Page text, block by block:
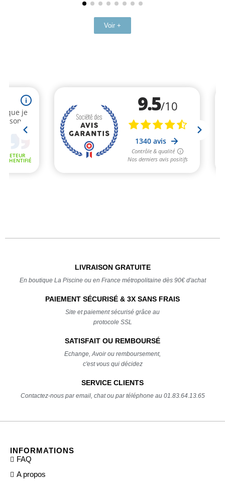
Voir +
LIVRAISON GRATUITE
En boutique La Piscine ou en France métropolitaine dès 90€ d'achat
PAIEMENT SÉCURISÉ & 3X SANS FRAIS
Site et paiement sécurisé grâce au
protocole SSL
SATISFAIT OU REMBOURSÉ
Echange, Avoir ou remboursement,
c'est vous qui décidez
SERVICE CLIENTS
Contactez-nous par email, chat ou par téléphone au 01.83.64.13.65
INFORMATIONS
FAQ
A propos